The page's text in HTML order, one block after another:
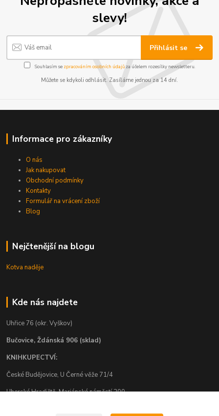
slevy!
Přihlásit se
Souhlasím se zpracováním osobních údajůza účelem rozesílky newsletteru.
Můžete se kdykoli odhlásit. Zasíláme jednou za 14 dní.
Informace pro zákazníky
O nás
Jak nakupovat
Obchodní podmínky
Kontakty
Formulář na vrácení zboží
Blog
Nejčtenější na blogu
Kotva naděje
Kde nás najdete
Uhřice 76 (okr. Vyškov)
Bučovice, Ždánská 906 (sklad)
KNIHKUPECTVÍ:
České Budějovice, U Černé věže 71/4
Uherské Hradiště, Mariánské náměstí 200